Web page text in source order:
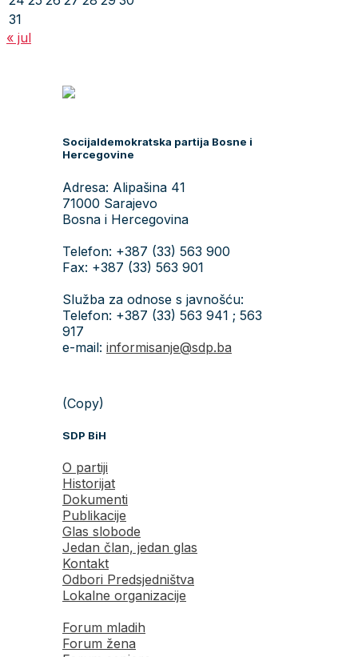
31
« jul
Socijaldemokratska partija Bosne i
Hercegovine
Adresa: Alipašina 41
71000 Sarajevo
Bosna i Hercegovina
Telefon: +387 (33) 563 900
Fax: +387 (33) 563 901
Služba za odnose s javnošću:
Telefon: +387 (33) 563 941 ; 563
917
e-mail: informisanje@sdp.ba
(Copy)
SDP BiH
O partiji
Historijat
Dokumenti
Publikacije
Glas slobode
Jedan član, jedan glas
Kontakt
Odbori Predsjedništva
Lokalne organizacije
Forum mladih
Forum žena